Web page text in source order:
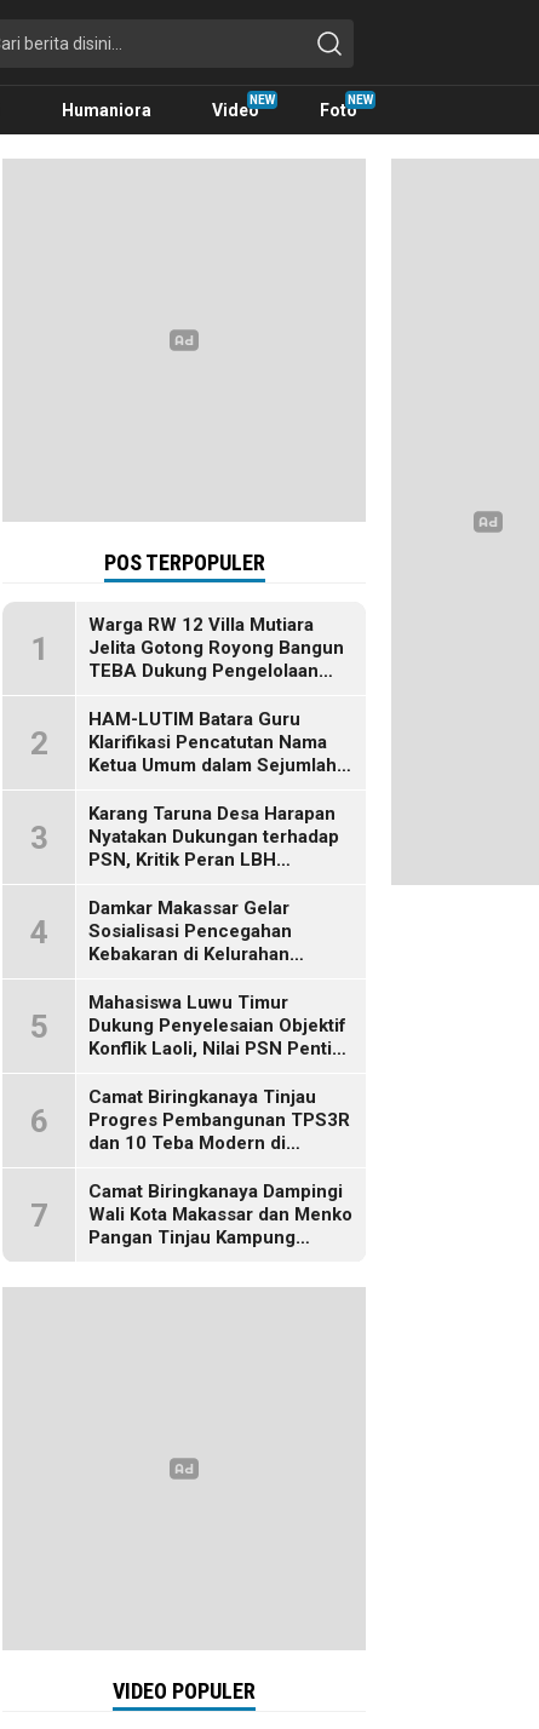
Humaniora Video Foto
POS TERPOPULER
1
Warga RW 12 Villa Mutiara
Jelita Gotong Royong Bangun
TEBA Dukung Pengelolaan
2
HAM-LUTIM Batara Guru
Klarifikasi Pencatutan Nama
Ketua Umum dalam Sejumlah
3
Karang Taruna Desa Harapan
Nyatakan Dukungan terhadap
PSN, Kritik Peran LBH
4
Damkar Makassar Gelar
Sosialisasi Pencegahan
Kebakaran di Kelurahan
5
Mahasiswa Luwu Timur
Dukung Penyelesaian Objektif
Konflik Laoli, Nilai PSN Penting
6
Camat Biringkanaya Tinjau
Progres Pembangunan TPS3R
dan 10 Teba Modern di
7
Camat Biringkanaya Dampingi
Wali Kota Makassar dan Menko
Pangan Tinjau Kampung
VIDEO POPULER